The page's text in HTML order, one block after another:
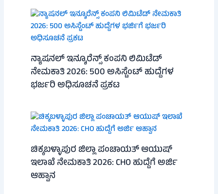
ನ್ಯಾಷನಲ್ ಇನ್ಶೂರೆನ್ಸ್ ಕಂಪನಿ ಲಿಮಿಟೆಡ್
ನೇಮಕಾತಿ 2026: 500 ಅಸಿಸ್ಟೆಂಟ್ ಹುದ್ದೆಗಳ
ಭರ್ಜರಿ ಅಧಿಸೂಚನೆ ಪ್ರಕಟ
ಚಿಕ್ಕಬಳ್ಳಾಪುರ ಜಿಲ್ಲಾ ಪಂಚಾಯತ್ ಆಯುಷ್
ಇಲಾಖೆ ನೇಮಕಾತಿ 2026: CHO ಹುದ್ದೆಗೆ ಅರ್ಜಿ
ಆಹ್ವಾನ